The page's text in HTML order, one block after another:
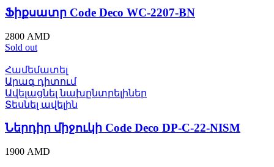
Ֆիքսատր Code Deco WC-2207-BN
2800 AMD
Sold out
Համեմատել
Արագ դիտում
Ավելացնել նախընտրելիներ
Տեսնել ավելին
Ներդիր միջուկի Code Deco DP-C-22-NISM
1900 AMD